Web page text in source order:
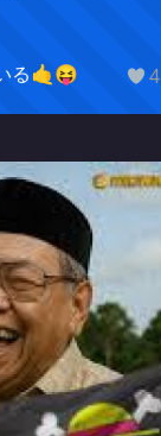
4
る🤙😝